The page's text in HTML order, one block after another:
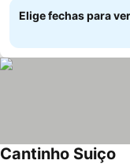
Elige fechas para
Cantinho Suiço